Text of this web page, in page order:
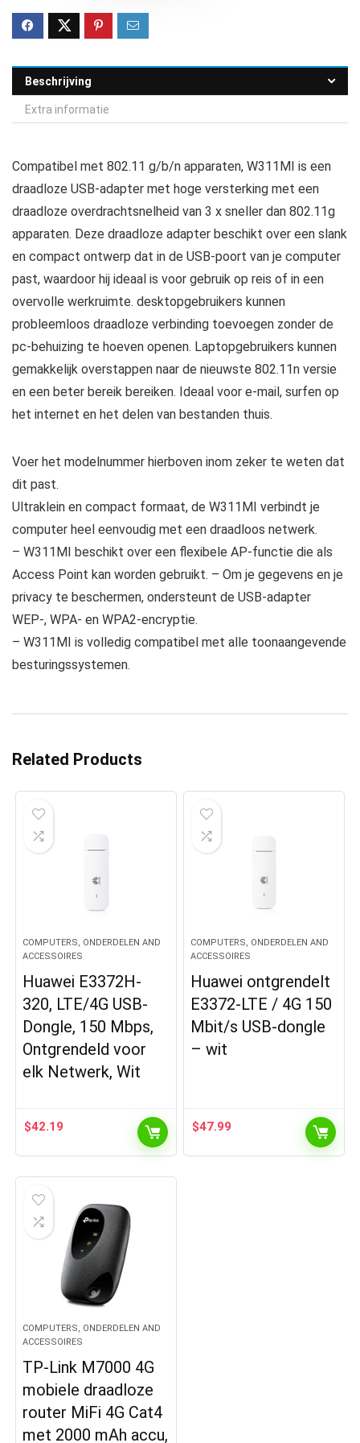
Beschrijving
Extra informatie
Compatibel met 802.11 g/b/n apparaten, W311MI is een
draadloze USB-adapter met hoge versterking met een
draadloze overdrachtsnelheid van 3 x sneller dan 802.11g
apparaten. Deze draadloze adapter beschikt over een slank
en compact ontwerp dat in de USB-poort van je computer
past, waardoor hij ideaal is voor gebruik op reis of in een
overvolle werkruimte. desktopgebruikers kunnen
probleemloos draadloze verbinding toevoegen zonder de
pc-behuizing te hoeven openen. Laptopgebruikers kunnen
gemakkelijk overstappen naar de nieuwste 802.11n versie
en een beter bereik bereiken. Ideaal voor e-mail, surfen op
het internet en het delen van bestanden thuis.
Voer het modelnummer hierboven inom zeker te weten dat
dit past.
Ultraklein en compact formaat, de W311MI verbindt je
computer heel eenvoudig met een draadloos netwerk.
– W311MI beschikt over een flexibele AP-functie die als
Access Point kan worden gebruikt. – Om je gegevens en je
privacy te beschermen, ondersteunt de USB-adapter
WEP-, WPA- en WPA2-encryptie.
– W311MI is volledig compatibel met alle toonaangevende
besturingssystemen.
Related Products
COMPUTERS, ONDERDELEN AND
ACCESSOIRES
Huawei E3372H-
320, LTE/4G USB-
Dongle, 150 Mbps,
Ontgrendeld voor
elk Netwerk, Wit
$42.19
COMPUTERS, ONDERDELEN AND
ACCESSOIRES
Huawei ontgrendelt
E3372-LTE / 4G 150
Mbit/s USB-dongle
– wit
$47.99
COMPUTERS, ONDERDELEN AND
ACCESSOIRES
TP-Link M7000 4G
mobiele draadloze
router MiFi 4G Cat4
met 2000 mAh accu,